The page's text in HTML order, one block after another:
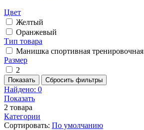
Цвет
Желтый
Оранжевый
Тип товара
Манишка спортивная тренировочная
Размер
2
Показать Сбросить фильтры
Найдено: 0
Показать
2 товара
Категории
Сортировать: По умолчанию